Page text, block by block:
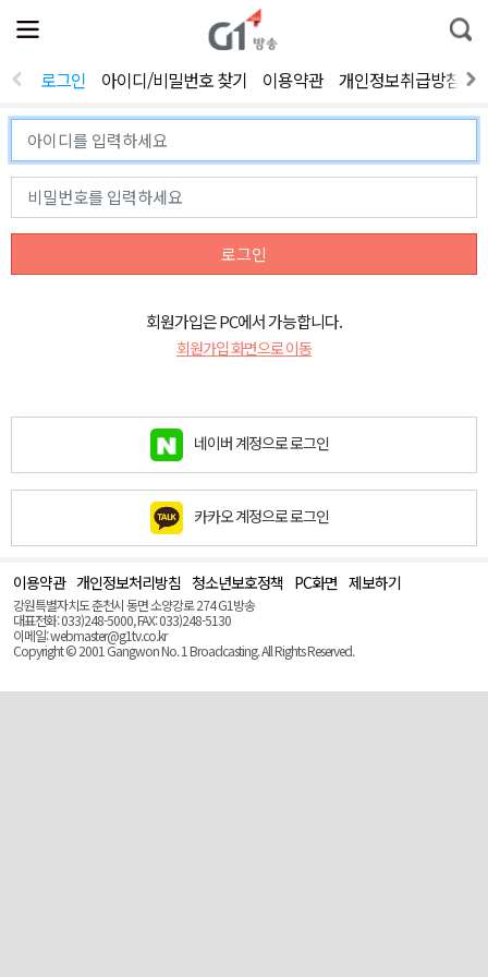
전
체
뉴
열
통
합
색
로그인 아이디/비밀번호 찾기 이용약관 개인정보취급방침
로그인
회원가입은 PC에서 가능합니다.
회원가입 화면으로 이동
네이버 계정으로 로그인
카카오 계정으로 로그인
이용약관 개인정보처리방침 청소년보호정책 PC화면 제보하기
강원특별자치도 춘천시 동면 소양강로 274 G1방송
대표전화: 033)248-5000, FAX: 033)248-5130
이메일: webmaster@g1tv.co.kr
Copyright © 2001 Gangwon No. 1 Broadcasting. All Rights Reserved.